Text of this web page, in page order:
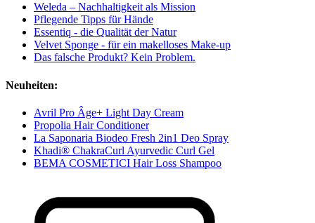
Weleda – Nachhaltigkeit als Mission
Pflegende Tipps für Hände
Essentiq - die Qualität der Natur
Velvet Sponge - für ein makelloses Make-up
Das falsche Produkt? Kein Problem.
Neuheiten:
Avril Pro Âge+ Light Day Cream
Propolia Hair Conditioner
La Saponaria Biodeo Fresh 2in1 Deo Spray
Khadi® ChakraCurl Ayurvedic Curl Gel
BEMA COSMETICI Hair Loss Shampoo